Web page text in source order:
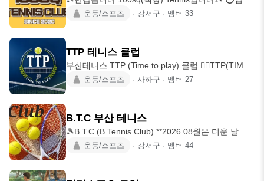
여15, 총 37명 [자격요건] - 1987년도 이후 출생자 -
구력 2년 이상이거나, 구력 낮더라도 게임 원활한 분
자,초보자,경력자,남녀노소 ● 매주 토요일 정모 오후
🎾🎳⚾️🍻🎱🎯🎤 ●준비물-라켓,테니스화,운동복,수
건등 ✔ 라켓은여유분있으니걱정안해도됩니다! ✔
테니스화는 되도록챙겨오시길! ●가입비 15,000원,
월회비 25,000원, 협회등록비 10,000원(제외가능)
운동/스포츠 ∙ 강서구 ∙ 멤버 33
TTP 테니스 클럽
부산테니스 TTP (Time to play) 클럽 ❤️‍🔥TTP(TIME
TO PLAY) CLUB🎾🎾 since 2024. 01 👐가입신청
집 중 1. 구력 2년이상 (랠리, 서브 원활한자) ※ 레
슨 받고 계시는 1년차도 가능. 2. 게스트 3회이상 참
석 이후 가입 문의. (기존회원 논의 후 합류) 📁 회비
1. 입회비
운동/스포츠 ∙ 사하구 ∙ 멤버 27
B.T.C 부산 테니스
🎾B.T.C (B Tennis Club) **2026 08월은 더운 날씨
로 정모없습니다** 안녕하세요~즐겁게 테니스를 치
분들 언제든지 대환영!!! 1. 정모시간 - 토요일 : 9시
운동/스포츠 ∙ 강서구 ∙ 멤버 44